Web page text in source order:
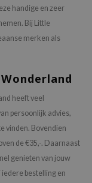
handige en zeer
Bij Little
merken als
heeft veel
persoonlijk advies,
vinden. Bovendien
de €35,-. Daarnaast
genieten van jouw
bestelling en